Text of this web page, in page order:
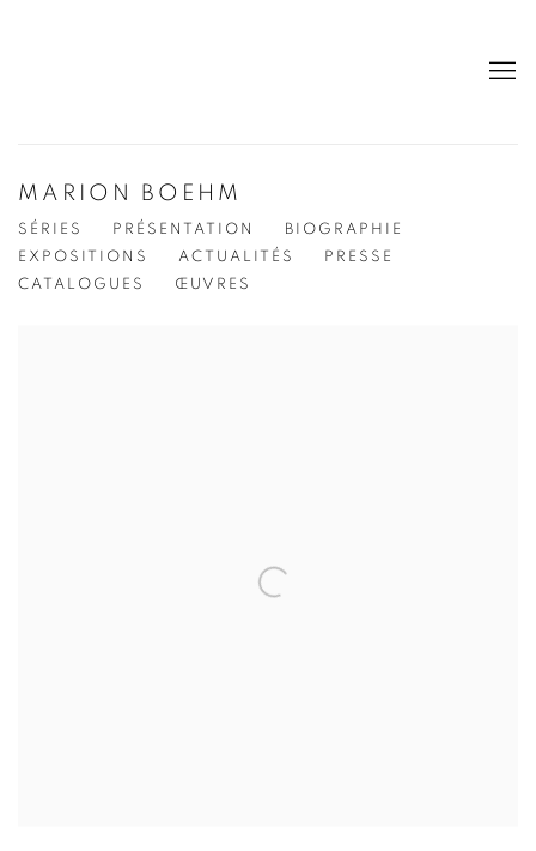
MARION BOEHM
SÉRIES PRÉSENTATION
BIOGRAPHIE
EXPOSITIONS
ACTUALITÉS
PRESSE
CATALOGUES
ŒUVRES